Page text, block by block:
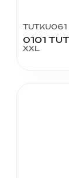
TUTKU061
0101
XXL